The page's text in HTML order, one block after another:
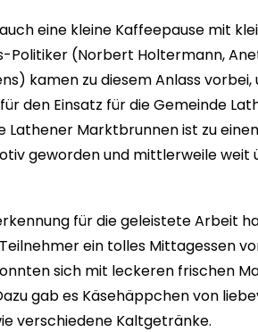
eine kleine Kaffeepause mit
Politiker (Norbert Holtermann,
kamen zu diesem Anlass vorbei,
den Einsatz für die Gemeinde
Lathener Marktbrunnen ist zu
geworden und mittlerweile weit
für die geleistete Arbeit
ein tolles Mittagessen
sich mit leckeren frischen
gab es Käsehäppchen von
verschiedene Kaltgetränke.